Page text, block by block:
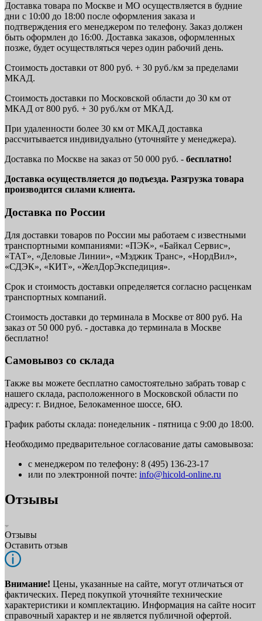
Доставка товара по Москве и МО осуществляется в будние
дни с 10:00 до 18:00 после оформления заказа и
подтверждения его менеджером по телефону. Заказ должен
быть оформлен до 16:00. Доставка заказов, оформленных
позже, будет осуществляться через один рабочий день.
Стоимость доставки от 800 руб. + 30 руб./км за пределами
МКАД.
Стоимость доставки по Московской области до 30 км от
МКАД от 800 руб. + 30 руб./км от МКАД.
При удаленности более 30 км от МКАД доставка
рассчитывается индивидуально (уточняйте у менеджера).
Доставка по Москве на заказ от 50 000 руб. - бесплатно!
Доставка осуществляется до подъезда. Разгрузка товара
производится силами клиента.
Доставка по России
Для доставки товаров по России мы работаем с известными
транспортными компаниями: «ПЭК», «Байкал Сервис»,
«ТАТ», «Деловые Линии», «Мэджик Транс», «НордВил»,
«СДЭК», «КИТ», «ЖелДорЭкспедиция».
Срок и стоимость доставки определяется согласно расценкам
транспортных компаний.
Стоимость доставки до терминала в Москве от 800 руб. На
заказ от 50 000 руб. - доставка до терминала в Москве
бесплатно!
Самовывоз со склада
Также вы можете бесплатно самостоятельно забрать товар с
нашего склада, расположенного в Московской области по
адресу: г. Видное, Белокаменное шоссе, 6Ю.
График работы склада: понедельник - пятница с 9:00 до 18:00.
Необходимо предварительное согласование даты самовывоза:
с менеджером по телефону: 8 (495) 136-23-17
или по электронной почте: info@hicold-online.ru
Отзывы
Отзывы
Оставить отзыв
Внимание! Цены, указанные на сайте, могут отличаться от
фактических. Перед покупкой уточняйте технические
характеристики и комплектацию. Информация на сайте носит
справочный характер и не является публичной офертой.